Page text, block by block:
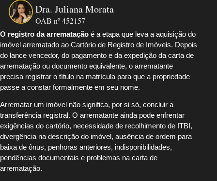
Dra. Juliana Morata
OAB nº 452157
O registro da arrematação é a etapa que leva a aquisição do
imóvel arrematado ao Cartório de Registro de Imóveis. Depois
do lance vencedor, do pagamento e da expedição da carta de
arrematação ou documento equivalente, o arrematante
precisa registrar o título na matrícula para que a propriedade
passe a constar formalmente em seu nome.
Arrematar um imóvel não significa, por si só, concluir a
transferência registral. O arrematante ainda pode enfrentar
exigências do cartório, necessidade de recolhimento de ITBI,
divergência na descrição do imóvel, ausência de ordem para
baixa de ônus, penhoras anteriores, indisponibilidades,
pendências documentais e problemas na carta de
arrematação.